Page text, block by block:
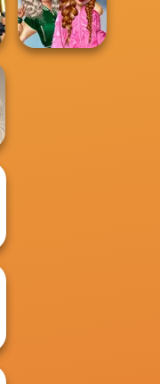
Samurai Spirit
Legacy of Honor